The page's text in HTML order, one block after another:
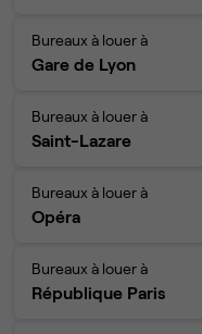
Bureaux à louer à
Gare de Lyon
Bureaux à louer à
Saint-Lazare
Bureaux à louer à
Opéra
Bureaux à louer à
République Paris